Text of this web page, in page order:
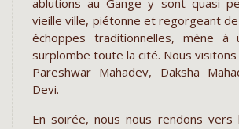
ablutions au Gange y sont quasi
vieille ville, piétonne et regorgeant
échoppes traditionnelles, mène à
surplombe toute la cité. Nous
Pareshwar Mahadev, Daksha
Devi.
En soirée, nous nous rendons vers